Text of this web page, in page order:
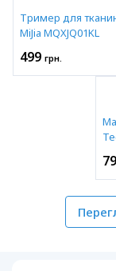
Тример для
MiJia MQXJQ01KL
499 грн.